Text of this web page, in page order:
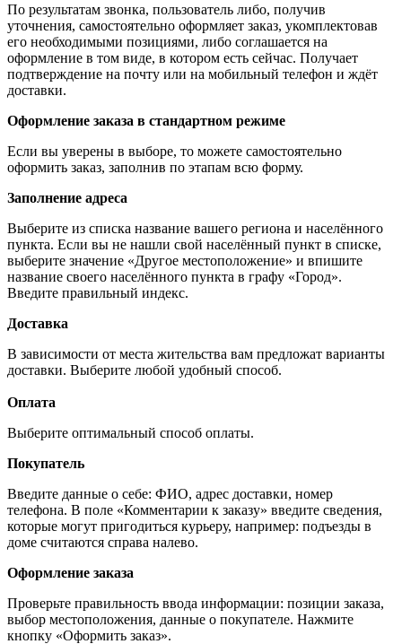
По результатам звонка, пользователь либо, получив
уточнения, самостоятельно оформляет заказ, укомплектовав
его необходимыми позициями, либо соглашается на
оформление в том виде, в котором есть сейчас. Получает
подтверждение на почту или на мобильный телефон и ждёт
доставки.
Оформление заказа в стандартном режиме
Если вы уверены в выборе, то можете самостоятельно
оформить заказ, заполнив по этапам всю форму.
Заполнение адреса
Выберите из списка название вашего региона и населённого
пункта. Если вы не нашли свой населённый пункт в списке,
выберите значение «Другое местоположение» и впишите
название своего населённого пункта в графу «Город».
Введите правильный индекс.
Доставка
В зависимости от места жительства вам предложат варианты
доставки. Выберите любой удобный способ.
Оплата
Выберите оптимальный способ оплаты.
Покупатель
Введите данные о себе: ФИО, адрес доставки, номер
телефона. В поле «Комментарии к заказу» введите сведения,
которые могут пригодиться курьеру, например: подъезды в
доме считаются справа налево.
Оформление заказа
Проверьте правильность ввода информации: позиции заказа,
выбор местоположения, данные о покупателе. Нажмите
кнопку «Оформить заказ».